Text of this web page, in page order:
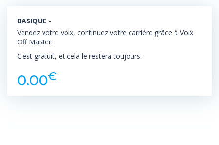
BASIQUE -
Vendez votre voix, continuez votre carrière grâce à Voix
Off Master.
C’est gratuit, et cela le restera toujours.
0.00€